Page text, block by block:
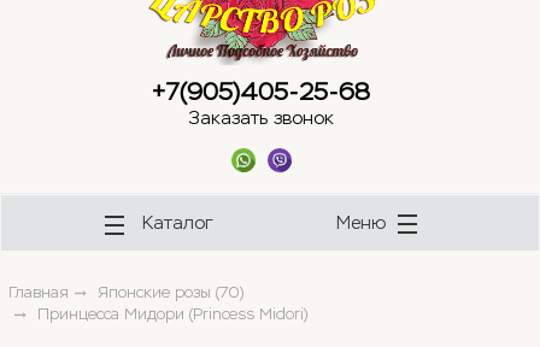
+7(905)405-25-68
Заказать звонок
Каталог Меню
Главная
Японские розы (70)
Принцесса Мидори (Princess Midori)